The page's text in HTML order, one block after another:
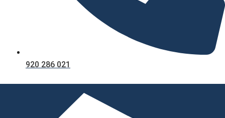
920 286 021